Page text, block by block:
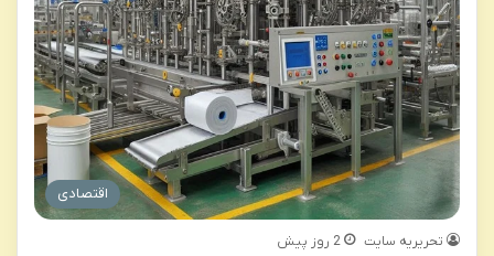
اقتصادی
تحریریه سایت 2 روز پیش